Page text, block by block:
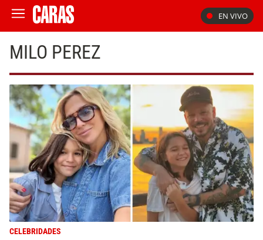
EN VIVO
MILO PEREZ
CELEBRIDADES